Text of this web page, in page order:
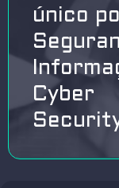
único
Cyber